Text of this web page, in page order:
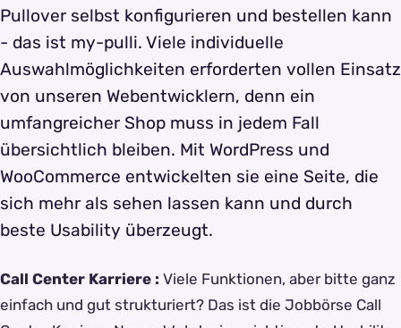
Pullover selbst konfigurieren und bestellen kann
- das ist my-pulli. Viele individuelle
Auswahlmöglichkeiten erforderten vollen Einsatz
von unseren Webentwicklern, denn ein
umfangreicher Shop muss in jedem Fall
übersichtlich bleiben. Mit WordPress und
WooCommerce entwickelten sie eine Seite, die
sich mehr als sehen lassen kann und durch
beste Usability überzeugt.
Call Center Karriere : Viele Funktionen, aber bitte ganz
einfach und gut strukturiert? Das ist die Jobbörse Call